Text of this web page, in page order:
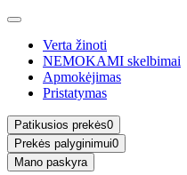
Verta žinoti
NEMOKAMI skelbimai
Apmokėjimas
Pristatymas
Patikusios prekės0
Prekės palyginimui0
Mano paskyra